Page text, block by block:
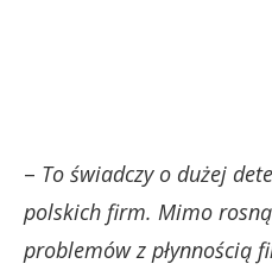
– To świadczy o dużej
polskich firm. Mimo
problemów z płynnością